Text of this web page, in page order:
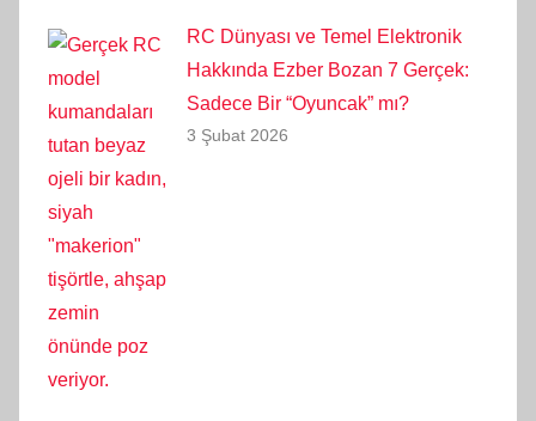
RC Dünyası ve Temel Elektronik
Hakkında Ezber Bozan 7 Gerçek:
Sadece Bir “Oyuncak” mı?
3 Şubat 2026